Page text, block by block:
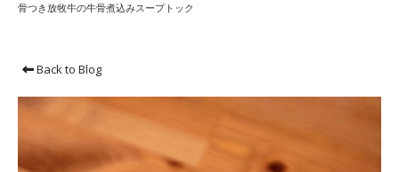
骨つき放牧牛の牛骨煮込みスープトック
Back to Blog